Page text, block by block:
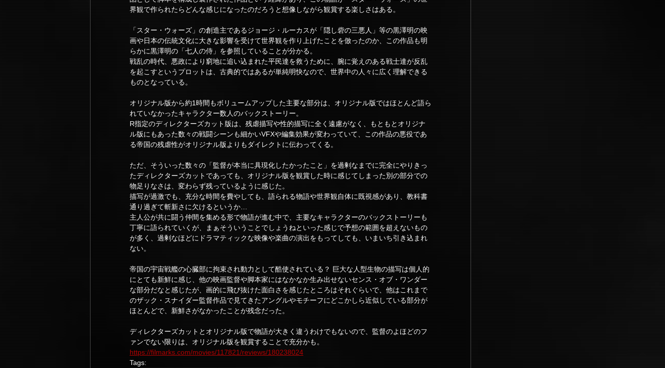
界観で作られたらどんな感じになったのだろうと想像しながら観賞する楽しさはある。
「スター・ウォーズ」の創造主であるジョージ・ルーカスが「隠し砦の三悪人」等の黒澤明の映
画や日本の伝統文化に大きな影響を受けて世界観を作り上げたことを倣ったのか、この作品も明
らかに黒澤明の「七人の侍」を参照していることが分かる。
戦乱の時代、悪政により窮地に追い込まれた平民達を救うために、腕に覚えのある戦士達が反乱
を起こすというプロットは、古典的ではあるが単純明快なので、世界中の人々に広く理解できる
ものとなっている。
オリジナル版から約1時間もボリュームアップした主要な部分は、オリジナル版ではほとんど語ら
れていなかったキャラクター数人のバックストーリー。
R指定のディレクターズカット版は、残虐描写や性的描写に全く遠慮がなく、もともとオリジナ
ル版にもあった数々の戦闘シーンも細かいVFXや編集効果が変わっていて、この作品の悪役であ
る帝国の残虐性がオリジナル版よりもダイレクトに伝わってくる。
ただ、そういった数々の「監督が本当に具現化したかったこと」を過剰なまでに完全にやりきっ
たディレクターズカットであっても、オリジナル版を観賞した時に感じてしまった別の部分での
物足りなさは、変わらず残っているように感じた。
描写が過激でも、充分な時間を費やしても、語られる物語や世界観自体に既視感があり、教科書
通り過ぎて斬新さに欠けるというか…
主人公が共に闘う仲間を集める形で物語が進む中で、主要なキャラクターのバックストーリーも
丁寧に語られていくが、まぁそういうことでしょうねといった感じで予想の範囲を超えないもの
が多く、過剰なほどにドラマティックな映像や楽曲の演出をもってしても、いまいち引き込まれ
ない。
帝国の宇宙戦艦の心臓部に拘束され動力として酷使されている？ 巨大な人型生物の描写は個人的
にとても新鮮に感じ、他の映画監督や脚本家にはなかなか生み出せないセンス・オブ・ワンダー
な部分だなと感じたが、画的に飛び抜けた面白さを感じたところはそれぐらいで、他はこれまで
のザック・スナイダー監督作品で見てきたアングルやモチーフにどこかしら近似している部分が
ほとんどで、新鮮さがなかったことが残念だった。
ディレクターズカットとオリジナル版で物語が大きく違うわけでもないので、監督のよほどのフ
ァンでない限りは、オリジナル版を観賞することで充分かも。
https://filmarks.com/movies/117821/reviews/180238024
Tags: